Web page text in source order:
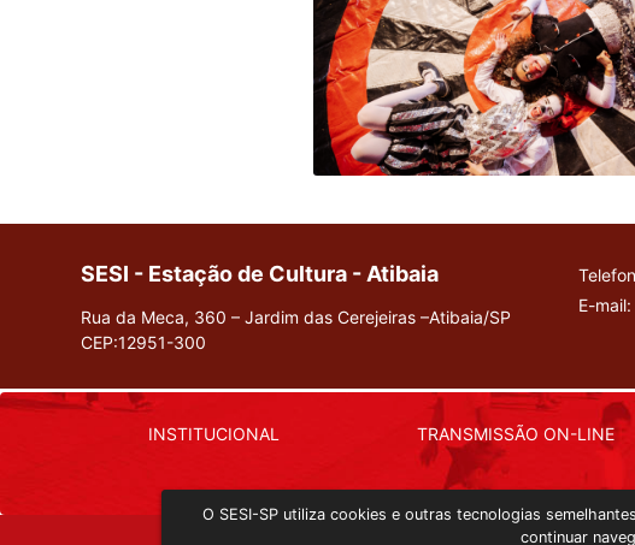
SESI - Estação de Cultura - Atibaia
Rua da Meca, 360 – Jardim das Cerejeiras –Atibaia/SP
CEP:12951-300
E-
INSTITUCIONAL TRANSMISSÃO ON-LINE
O SESI-SP utiliza cookies e outras tecnologias
continuar